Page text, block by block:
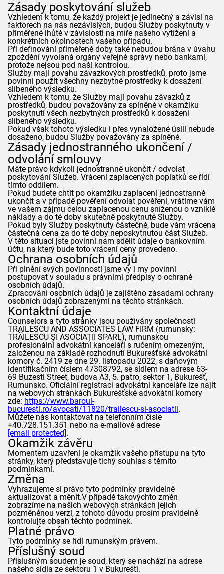
Zásady poskytování služeb
Vzhledem k tomu, že každý projekt je jedinečný a závisí na
faktorech na nás nezávislých, budou Služby poskytnuty v
přiměřené lhůtě v závislosti na míře našeho vytížení a
konkrétních okolnostech vašeho případu.
Při definování přiměřené doby také nebudou brána v úvahu
zpoždění vyvolaná orgány veřejné správy nebo bankami,
protože nejsou pod naší kontrolou.
Služby mají povahu závazkových prostředků, proto jsme
povinni použít všechny nezbytné prostředky k dosažení
slíbeného výsledku.
Vzhledem k tomu, že Služby mají povahu závazků z
prostředků, budou považovány za splněné v okamžiku
poskytnutí všech nezbytných prostředků k dosažení
slíbeného výsledku.
Pokud však tohoto výsledku i přes vynaložené úsilí nebude
dosaženo, budou Služby považovány za splněné.
Zásady jednostranného ukončení /
odvolání smlouvy
Máte právo kdykoli jednostranně ukončit / odvolat
poskytování Služeb. Vrácení zaplacených poplatků se řídí
tímto oddílem.
Pokud budete chtít po okamžiku zaplacení jednostranně
ukončit a v případě pověření odvolat pověření, vrátíme vám
ve vašem zájmu celou zaplacenou cenu sníženou o vzniklé
náklady a do té doby skutečně poskytnuté Služby.
Pokud byly Služby poskytnuty částečně, bude vám vrácena
částečná cena za do té doby neposkytnutou část Služeb.
V této situaci jste povinni nám sdělit údaje o bankovním
účtu, na který bude toto vrácení ceny provedeno.
Ochrana osobních údajů
Při plnění svých povinností jsme vy i my povinni
postupovat v souladu s právními předpisy o ochraně
osobních údajů.
Zpracování osobních údajů je zajištěno zásadami ochrany
osobních údajů zobrazenými na těchto stránkách.
Kontaktní údaje
Counselors a tyto stránky jsou používány společností
TRAILESCU AND ASSOCIATES LAW FIRM (rumunsky:
TRĂILESCU ȘI ASOCIAȚII SPARL), rumunskou
profesionální advokátní kanceláří s ručením omezeným,
založenou na základě rozhodnutí Bukurešťské advokátní
komory č. 2419 ze dne 29. listopadu 2022, s daňovým
identifikačním číslem 47308792, se sídlem na adrese 63-
69 Buzesti Street, budova A3, 5. patro, sektor 1, Bukurešť,
Rumunsko. Oficiální registraci advokátní kanceláře lze najít
na webových stránkách Bukurešťské advokátní komory
zde: https://www.baroul-
bucuresti.ro/avocati/11820/trailescu-si-asociatii.
Můžete nás kontaktovat na telefonním čísle
+40.728.151.351 nebo na e-mailové adrese
[email protected].
Okamžik závěru
Momentem uzavření je okamžik vašeho přístupu na tyto
stránky, který představuje tichý souhlas s těmito
podmínkami.
Změna
Vyhrazujeme si právo tyto podmínky pravidelně
aktualizovat a měnit.V případě takovýchto změn
zobrazíme na našich webových stránkách jejich
pozměněnou verzi, z tohoto důvodu prosím pravidelně
kontrolujte obsah těchto podmínek.
Platné právo
Tyto podmínky se řídí rumunským právem.
Příslušný soud
Příslušným soudem je soud, který se nachází na adrese
našeho sídla ze sektoru 1 v Bukurešti.